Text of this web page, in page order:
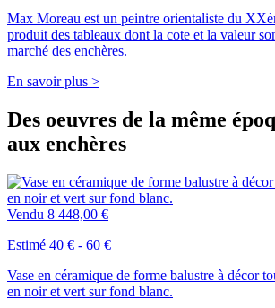
Max Moreau est un peintre orientaliste du
produit des tableaux dont la cote et la valeur
marché des enchères.
En savoir plus >
Des oeuvres de la même
aux enchères
Vendu 8 448,00 €
Estimé 40 € - 60 €
Vase en céramique de forme balustre à décor
en noir et vert sur fond blanc.